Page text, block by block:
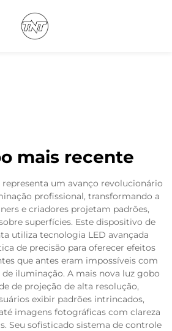
mais recente
um avanço revolucionário
profissional, transformando a
e criadores projetam padrões,
superfícies. Este dispositivo de
utiliza tecnologia LED avançada
de precisão para oferecer efeitos
que antes eram impossíveis com
iluminação. A mais nova luz gobo
de projeção de alta resolução,
exibir padrões intrincados,
imagens fotográficas com clareza
Seu sofisticado sistema de controle